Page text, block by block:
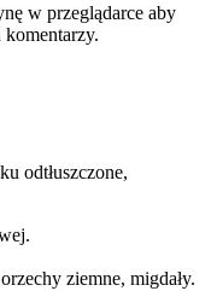
w przeglądarce aby
komentarzy.
odtłuszczone,
ziemne, migdały.